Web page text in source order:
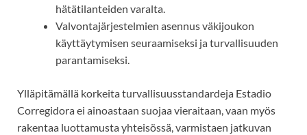
hätätilanteiden varalta.
Valvontajärjestelmien asennus väkijoukon
käyttäytymisen seuraamiseksi ja turvallisuuden
parantamiseksi.
Ylläpitämällä korkeita turvallisuusstandardeja Estadio
Corregidora ei ainoastaan suojaa vieraitaan, vaan myös
rakentaa luottamusta yhteisössä, varmistaen jatkuvan